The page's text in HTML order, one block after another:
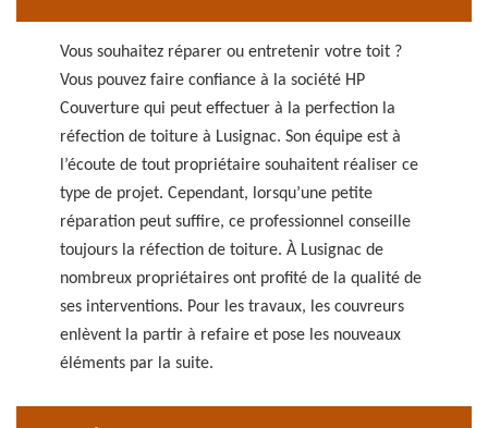
Vous souhaitez réparer ou entretenir votre toit ?
Vous pouvez faire confiance à la société HP
Couverture qui peut effectuer à la perfection la
réfection de toiture à Lusignac. Son équipe est à
l’écoute de tout propriétaire souhaitent réaliser ce
type de projet. Cependant, lorsqu’une petite
réparation peut suffire, ce professionnel conseille
toujours la réfection de toiture. À Lusignac de
nombreux propriétaires ont profité de la qualité de
ses interventions. Pour les travaux, les couvreurs
enlèvent la partir à refaire et pose les nouveaux
éléments par la suite.